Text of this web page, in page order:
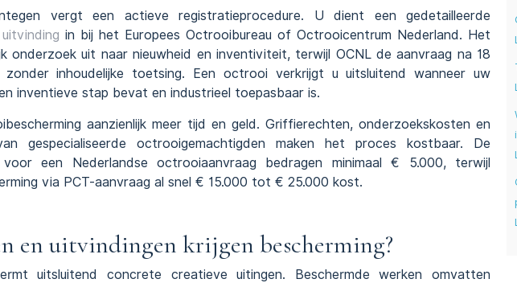
vergt een actieve registratieprocedure. U dient een gedetailleerde
uitvinding in bij het Europees Octrooibureau of Octrooicentrum Nederland. Het
onderzoek uit naar nieuwheid en inventiviteit, terwijl OCNL de aanvraag na 18
zonder inhoudelijke toetsing. Een octrooi verkrijgt u uitsluitend wanneer uw
inventieve stap bevat en industrieel toepasbaar is.
aanzienlijk meer tijd en geld. Griffierechten, onderzoekskosten en
gespecialiseerde octrooigemachtigden maken het proces kostbaar. De
een Nederlandse octrooiaanvraag bedragen minimaal € 5.000, terwijl
via PCT-aanvraag al snel € 15.000 tot € 25.000 kost.
en uitvindingen krijgen bescherming?
uitsluitend concrete creatieve uitingen. Beschermde werken omvatten